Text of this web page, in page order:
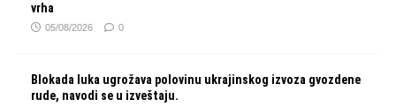
vrha
05/08/2026 0
Blokada luka ugrožava polovinu ukrajinskog izvoza gvozdene
rude, navodi se u izveštaju.